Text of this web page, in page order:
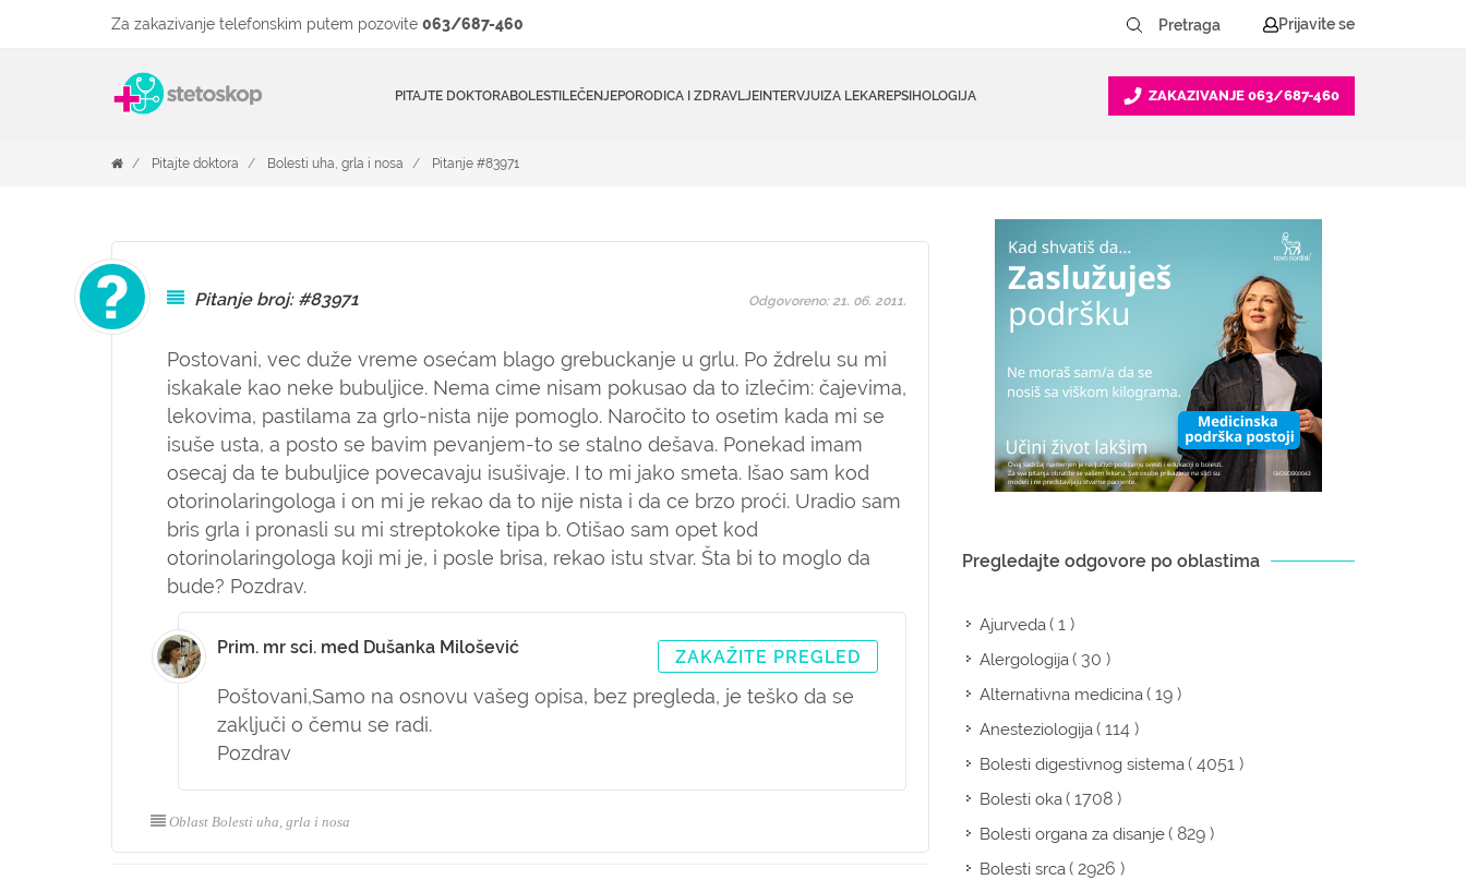
Za zakazivanje telefonskim putem pozovite 063/687-460 Prijavite se
PITAJTE DOKTORABOLESTILEČENJEPORODICA I ZDRAVLJEINTERVJUIZA LEKAREPSIHOLOGIJA ZAKAZIVANJE 063/687-460
Pitajte doktora Bolesti uha, grla i nosa Pitanje #83971
Pitanje broj: #83971
Postovani, vec duže vreme osećam blago grebuckanje u grlu. Po ždrelu su mi
iskakale kao neke bubuljice. Nema cime nisam pokusao da to izlečim: čajevima,
lekovima, pastilama za grlo-nista nije pomoglo. Naročito to osetim kada mi se
isuše usta, a posto se bavim pevanjem-to se stalno dešava. Ponekad imam
osecaj da te bubuljice povecavaju isušivaje. I to mi jako smeta. Išao sam kod
otorinolaringologa i on mi je rekao da to nije nista i da ce brzo proći. Uradio sam
bris grla i pronasli su mi streptokoke tipa b. Otišao sam opet kod
otorinolaringologa koji mi je, i posle brisa, rekao istu stvar. Šta bi to moglo da
bude? Pozdrav.
Odgovoreno: 21. 06. 2011.
Prim. mr sci. med Dušanka Milošević ZAKAŽITE PREGLED
Poštovani,Samo na osnovu vašeg opisa, bez pregleda, je teško da se
zaključi o čemu se radi.
Pozdrav
Oblast Bolesti uha, grla i nosa
Pregledajte odgovore po oblastima
Ajurveda( 1 )
Alergologija( 30 )
Alternativna medicina( 19 )
Anesteziologija( 114 )
Bolesti digestivnog sistema( 4051 )
Bolesti oka( 1708 )
Bolesti organa za disanje( 829 )
Bolesti srca( 2926 )